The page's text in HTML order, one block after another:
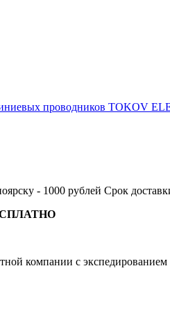
проводников TOKOV
- 1000 рублей Срок
компании с экспедированием